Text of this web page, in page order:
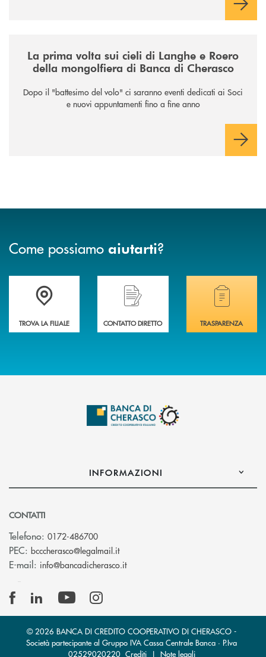
La prima volta sui cieli di Langhe e Roero
della mongolfiera di Banca di Cherasco
Dopo il "battesimo del volo" ci saranno eventi dedicati ai Soci
e nuovi appuntamenti fino a fine anno
Come possiamo aiutarti?
Accedi all' elenco completo delle filiali .
TROVA LA FILIALE
Hai bisogno di assistenza immediata?
CONTATTO DIRETTO
Hai bisogno di
TRASPARENZA
INFORMAZIONI
CONTATTI
Telefono: 0172-486700
PEC: bcccherasco@legalmail.it(si apre l’app di posta elettronica)
E-mail: info@bancadicherasco.it(si apre l’app di posta elettronica)
© 2026 BANCA DI CREDITO COOPERATIVO DI CHERASCO -
Società partecipante al Gruppo IVA Cassa Centrale Banca · P.Iva
02529020220 Crediti| Note legali